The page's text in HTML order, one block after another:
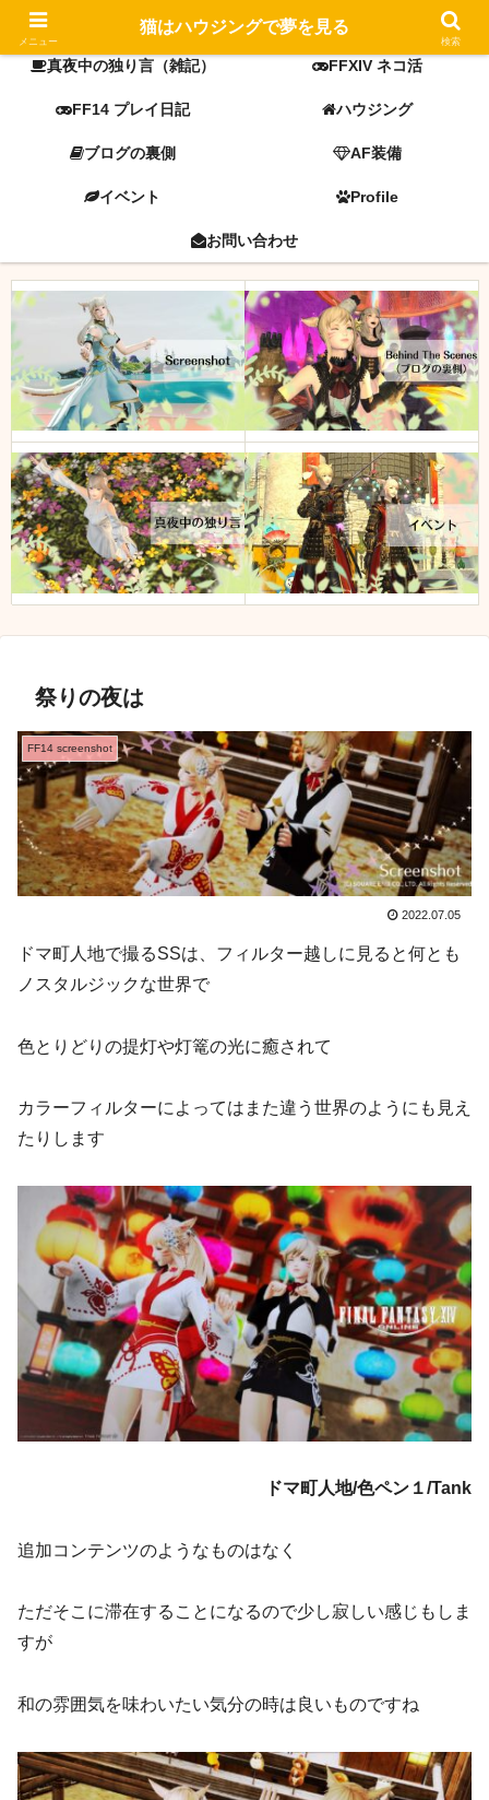
FF14 screenshot ミラプリ
真夜中の独り言（雑記） FFXIV ネコ活
FF14 プレイ日記 ハウジング
ブログの裏側 AF装備
イベント Profile
お問い合わせ
祭りの夜は
FF14 screenshot
2022.07.05
ドマ町人地で撮るSSは、フィルター越しに見ると何とも
ノスタルジックな世界で
色とりどりの提灯や灯篭の光に癒されて
カラーフィルターによってはまた違う世界のようにも見え
たりします
ドマ町人地/色ペン１/Tank
追加コンテンツのようなものはなく
ただそこに滞在することになるので少し寂しい感じもしま
すが
和の雰囲気を味わいたい気分の時は良いものですね
メニュー
猫はハウジングで夢を見る
検索